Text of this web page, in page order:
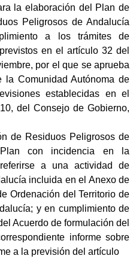
la elaboración del Plan de
Peligrosos de Andalucía
a los trámites de
en el artículo 32 del
por el que se aprueba
Comunidad Autónoma de
establecidas en el
del Consejo de Gobierno,
de Residuos Peligrosos de
con incidencia en la
a una actividad de
incluida en el Anexo de
Ordenación del Territorio de
y en cumplimiento de
Acuerdo de formulación del
informe sobre
a la previsión del artículo